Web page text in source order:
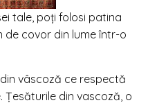
tale, poţi folosi patina
de covor din lume într-o
vâscoză ce respectă
din vascoză, o